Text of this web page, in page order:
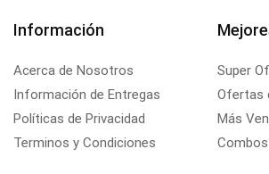
Información
Acerca de Nosotros
Información de Entregas
Políticas de Privacidad
Terminos y Condiciones
Super
Ofertas
Más